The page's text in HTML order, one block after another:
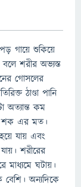
গায়ে শুকিয়ে
বলে শরীর অভ্যস্ত
গোসলের
ঠাণ্ডা পানি
অত্যান্ত কম
শক এর মত।
যায় এবং
শরীরের
মাধ্যমে ঘটায়।
অন্যদিকে